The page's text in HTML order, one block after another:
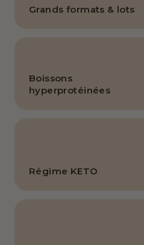
Grands formats & lots
Boissons
hyperprotéinées
Régime KETO